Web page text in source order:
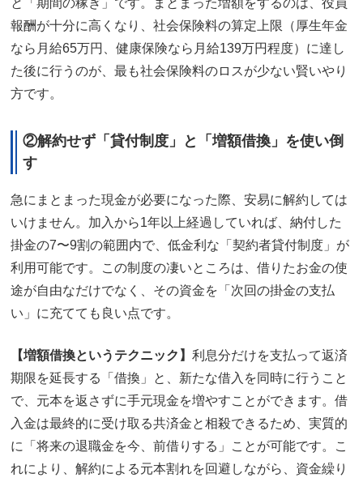
報酬が十分に高くなり、社会保険料の算定上限（厚生年金
なら月給65万円、健康保険なら月給139万円程度）に達し
た後に行うのが、最も社会保険料のロスが少ない賢いやり
方です。
②解約せず「貸付制度」と「増額借換」を使い倒
す
急にまとまった現金が必要になった際、安易に解約しては
いけません。加入から1年以上経過していれば、納付した
掛金の7〜9割の範囲内で、低金利な「契約者貸付制度」が
利用可能です。この制度の凄いところは、借りたお金の使
途が自由なだけでなく、その資金を「次回の掛金の支払
い」に充てても良い点です。
【増額借換というテクニック】 利息分だけを支払って返済
期限を延長する「借換」と、新たな借入を同時に行うこと
で、元本を返さずに手元現金を増やすことができます。借
入金は最終的に受け取る共済金と相殺できるため、実質的
に「将来の退職金を今、前借りする」ことが可能です。こ
れにより、解約による元本割れを回避しながら、資金繰り